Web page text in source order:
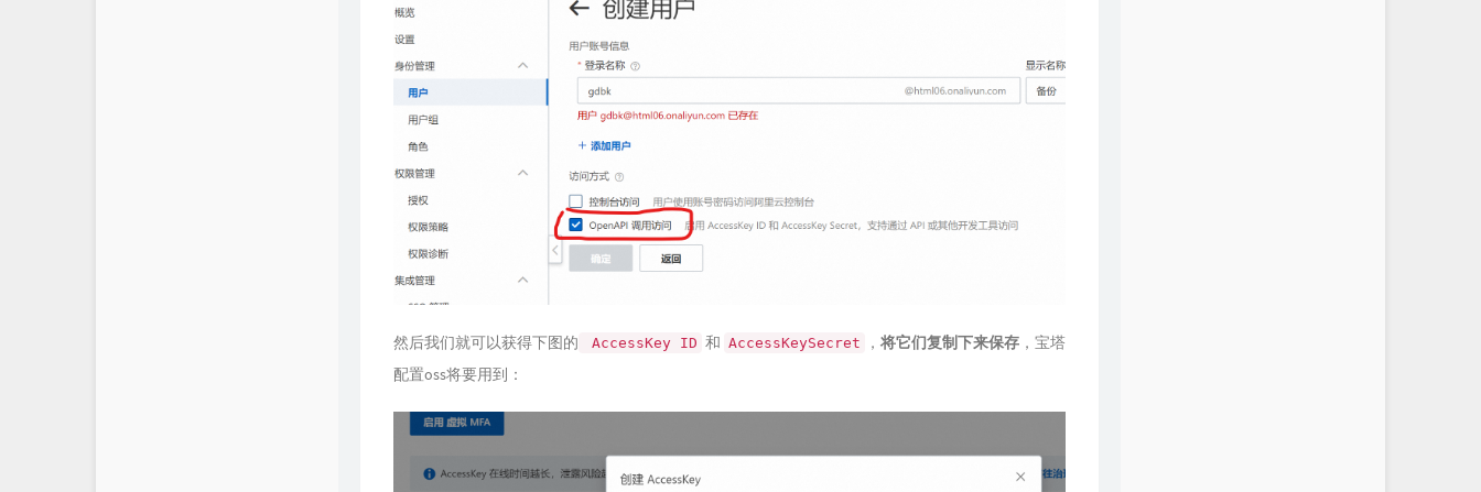
然后我们就可以获得下图的 AccessKey ID 和 AccessKeySecret ， 将它们复制下来保存 ，宝塔
配置oss将要用到：